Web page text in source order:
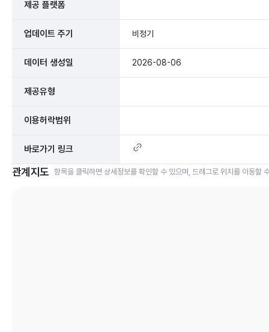
제공 플랫폼
업데이트 주기 비정기
데이터 생성일 2026-08-06
제공유형
이용허락범위
바로가기 링크
관계지도 항목을 클릭하면 상세정보를 확인할 수 있으며, 드래그로 위치를 이동할